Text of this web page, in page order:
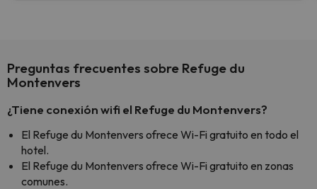
Preguntas frecuentes sobre Refuge du
Montenvers
¿Tiene conexión wifi el Refuge du Montenvers?
El Refuge du Montenvers ofrece Wi-Fi gratuito en todo el
hotel.
El Refuge du Montenvers ofrece Wi-Fi gratuito en zonas
comunes.